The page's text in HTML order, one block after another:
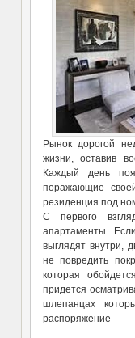
Рынок дорогой
жизни, оставив
Каждый день
поражающие
резиденция под
С первого
апартаменты.
выглядят внутри,
не повредить
которая
придется
шлепанцах
распоряжение